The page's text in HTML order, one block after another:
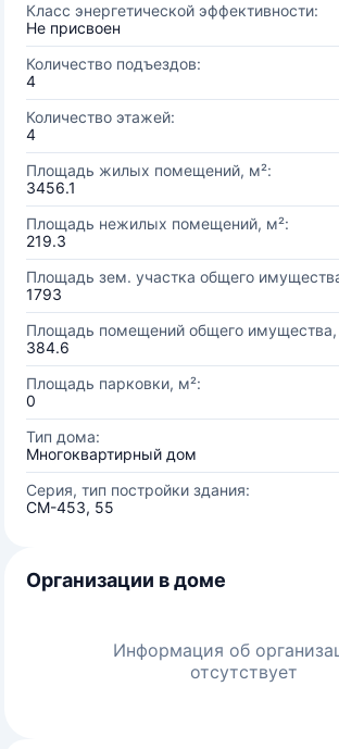
Класс энергетической эффективности:
Не присвоен
Количество подъездов:
4
Количество этажей:
4
Площадь жилых помещений, м²:
3456.1
Площадь нежилых помещений, м²:
219.3
Площадь зем. участка общего
1793
Площадь помещений общего имущества,
384.6
Площадь парковки, м²:
0
Тип дома:
Многоквартирный дом
Серия, тип постройки здания:
СМ-453, 55
Организации в доме
Информация об
отсутствует